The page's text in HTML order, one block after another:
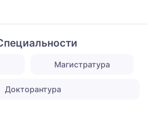
Магистратура
Докторантура